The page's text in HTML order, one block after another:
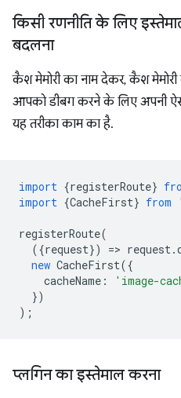
किसी रणनीति के लिए
बदलना
कैश मेमोरी का नाम देकर, कैश
आपको डीबग करने के लिए अपनी
यह तरीका काम का है.
import {registerRoute}
import {CacheFirst} from
registerRoute(
({request}) => request .
new CacheFirst({
cacheName : 'image-
})
);
प्लगिन का इस्तेमाल करना